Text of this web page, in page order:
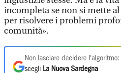
incompleta se non si mette
per risolvere i problemi
comunità».
Non lasciare decidere l'algoritmo:
scegli La Nuova Sardegna